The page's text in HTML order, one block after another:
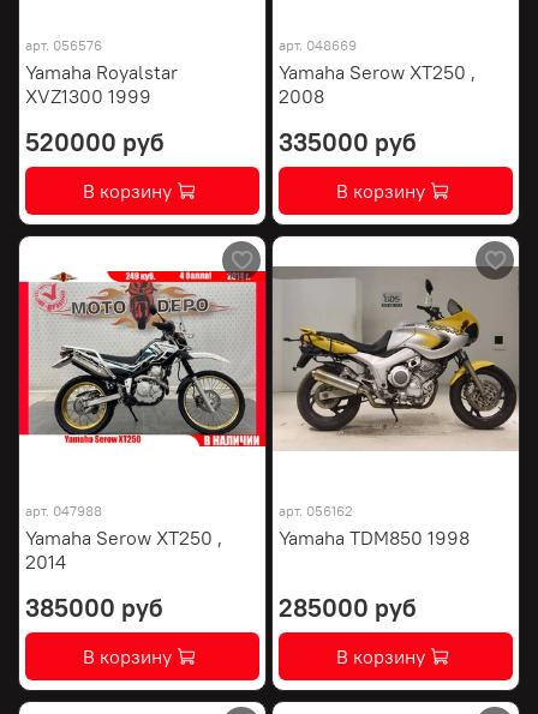
арт. 056576
Yamaha Royalstar
XVZ1300 1999
520000 руб
В корзину
арт. 048669
Yamaha Serow XT250 ,
2008
335000 руб
В корзину
арт. 047988
Yamaha Serow XT250 ,
2014
385000 руб
В корзину
арт. 056162
Yamaha TDM850 1998
285000 руб
В корзину